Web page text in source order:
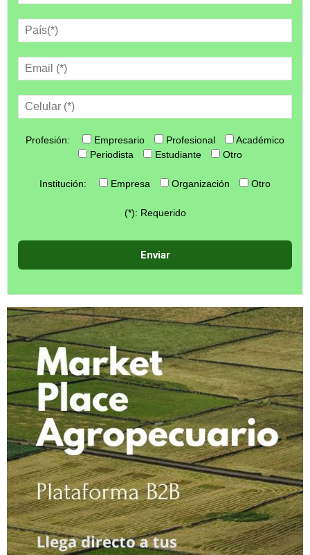
Profesión: Empresario Profesional
Académico
Periodista
Estudiante Otro
Institución: Empresa Organización Otro
(*): Requerido